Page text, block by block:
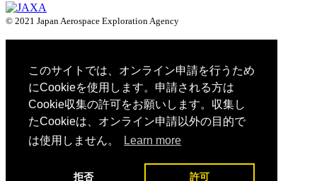
このサイトでは、オンライン申請を行うため
にCookieを使用します。申請される方は
Cookie収集の許可をお願いします。収集し
たCookieは、オンライン申請以外の目的で
は使用しません。
Learn more
拒否 許可
© 2021 Japan Aerospace Exploration Agency